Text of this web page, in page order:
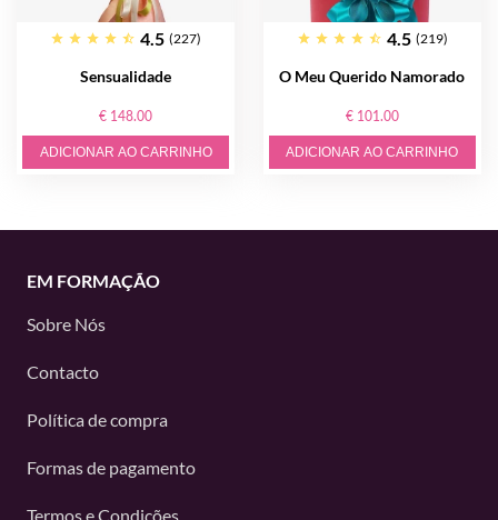
4.5 (227)
Sensualidade
€ 148.00
ADICIONAR AO CARRINHO
4.5 (219)
O Meu Querido Namorado
€ 101.00
ADICIONAR AO CARRINHO
EM FORMAÇÃO
Sobre Nós
Contacto
Política de compra
Formas de pagamento
Termos e Condições